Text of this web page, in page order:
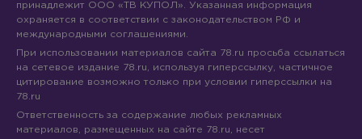
принадлежит ООО «ТВ КУПОЛ». Указанная информация
охраняется в соответствии с законодательством РФ и
международными соглашениями.
При использовании материалов сайта 78.ru просьба ссылаться
на сетевое издание 78.ru, используя гиперссылку, частичное
цитирование возможно только при условии гиперссылки на
78.ru
Ответственность за содержание любых рекламных
материалов, размещенных на сайте 78.ru, несет